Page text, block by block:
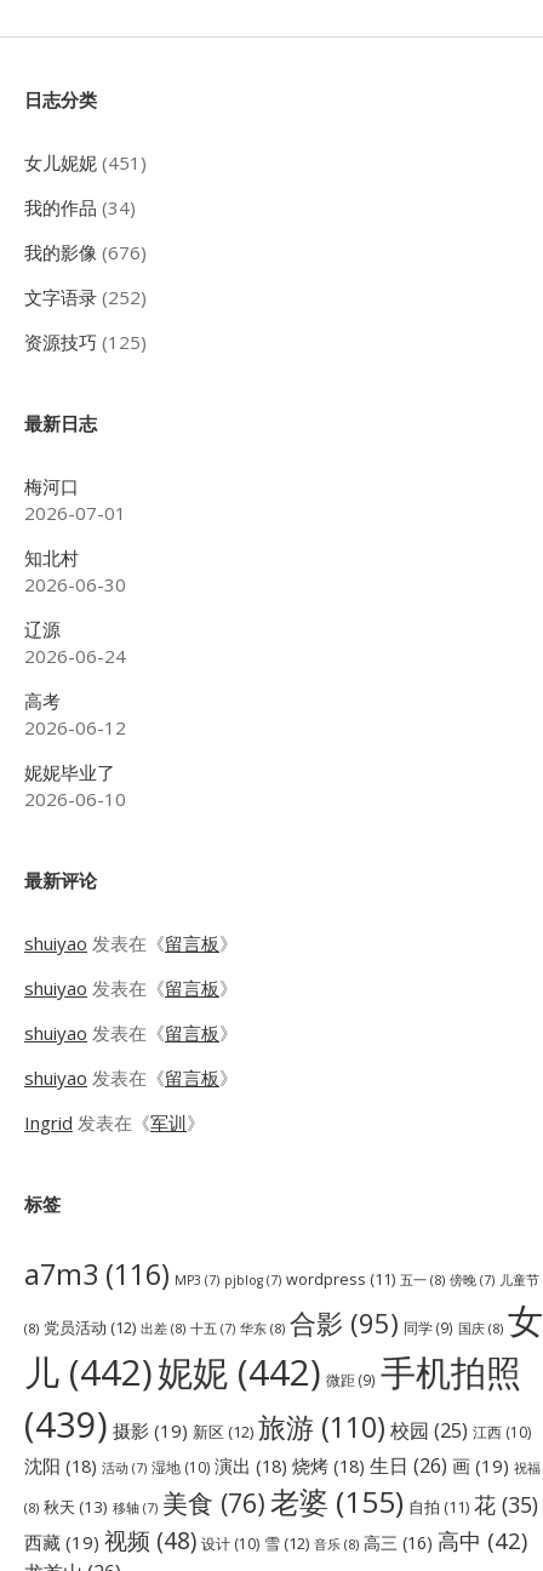
Sidebar
日志分类
女儿妮妮 (451)
我的作品 (34)
我的影像 (676)
文字语录 (252)
资源技巧 (125)
最新日志
梅河口
2026-07-01
知北村
2026-06-30
辽源
2026-06-24
高考
2026-06-12
妮妮毕业了
2026-06-10
最新评论
shuiyao 发表在《留言板》
shuiyao 发表在《留言板》
shuiyao 发表在《留言板》
shuiyao 发表在《留言板》
Ingrid 发表在《军训》
标签
a7m3 (116) MP3 (7) pjblog (7) wordpress (11) 五一 (8) 傍晚 (7) 儿童节
(8) 党员活动 (12) 出差 (8) 十五 (7) 华东 (8) 合影 (95) 同学(9) 国庆 (8) 女
儿 (442)妮妮 (442) 微距(9) 手机拍照
(439) 摄影 (19) 新区 (12) 旅游 (110) 校园 (25) 江西 (10)
沈阳 (18) 活动 (7) 湿地 (10) 演出 (18) 烧烤 (18) 生日 (26) 画 (19) 祝福
(8) 秋天 (13) 移轴 (7) 美食 (76)老婆 (155) 自拍 (11) 花 (35)
西藏 (19) 视频 (48) 设计 (10) 雪 (12) 音乐 (8) 高三 (16) 高中 (42)